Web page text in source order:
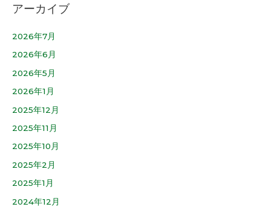
アーカイブ
2026年7月
2026年6月
2026年5月
2026年1月
2025年12月
2025年11月
2025年10月
2025年2月
2025年1月
2024年12月